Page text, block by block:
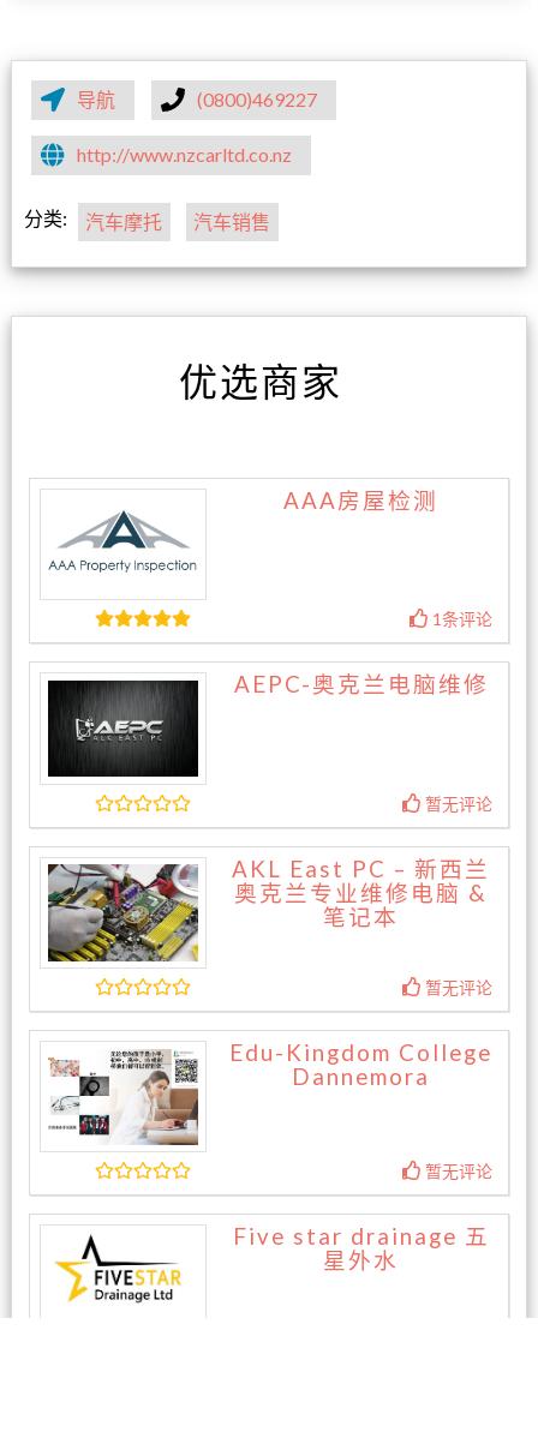
导航 (0800)469227
http://www.nzcarltd.co.nz
分类: 汽车摩托 汽车销售
优选商家
AAA房屋检测
1条评论
AEPC-奥克兰电脑维修
暂无评论
AKL East PC – 新西兰
奥克兰专业维修电脑 &
笔记本
暂无评论
Edu-Kingdom College
Dannemora
暂无评论
Five star drainage 五
星外水